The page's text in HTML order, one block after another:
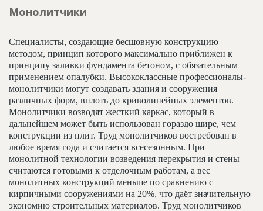
Личный кабинет
Монолитчики
Специалисты, создающие бесшовную конструкцию
методом, принцип которого максимально приближен к
принципу заливки фундамента бетоном, с обязательным
применением опалубки. Высококлассные профессионалы-
монолитчики могут создавать здания и сооружения
различных форм, вплоть до криволинейных элементов.
Монолитчики возводят жесткий каркас, который в
дальнейшем может быть использован гораздо шире, чем
конструкции из плит. Труд монолитчиков востребован в
любое время года и считается всесезонным. При
монолитной технологии возведения перекрытия и стены
считаются готовыми к отделочным работам, а вес
монолитных конструкций меньше по сравнению с
кирпичными сооружениями на 20%, что даёт значительную
экономию строительных материалов. Труд монолитчиков